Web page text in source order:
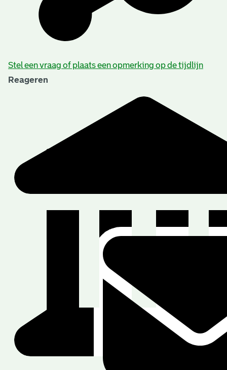
Stel een vraag of plaats een opmerking op de tijdlijn
Reageren